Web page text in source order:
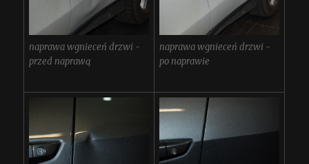
naprawa wgnieceń drzwi -
przed naprawą
naprawa wgnieceń drzwi -
po naprawie